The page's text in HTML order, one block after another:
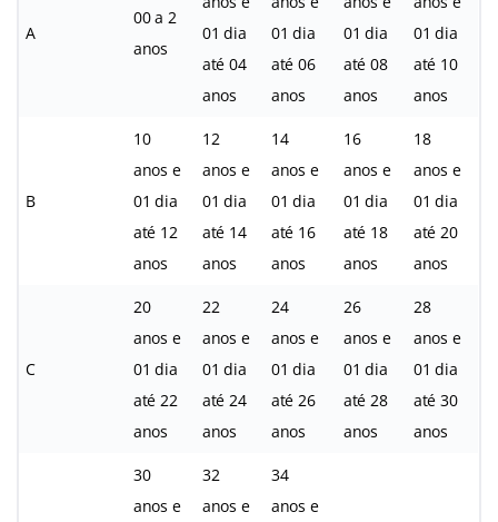
A
00 a 2
anos
01 dia
até 04
anos
01 dia
até 06
anos
01 dia
até 08
anos
01 dia
até 10
anos
B
10
anos e
01 dia
até 12
anos
12
anos e
01 dia
até 14
anos
14
anos e
01 dia
até 16
anos
16
anos e
01 dia
até 18
anos
18
anos e
01 dia
até 20
anos
C
20
anos e
01 dia
até 22
anos
22
anos e
01 dia
até 24
anos
24
anos e
01 dia
até 26
anos
26
anos e
01 dia
até 28
anos
28
anos e
01 dia
até 30
anos
30
anos e
32
anos e
34
anos e